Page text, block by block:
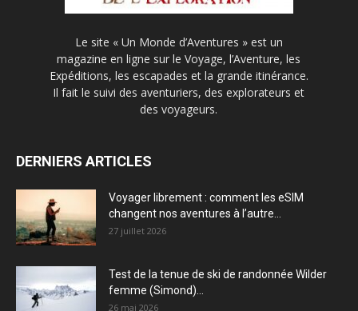
Le site « Un Monde d’Aventures » est un
magazine en ligne sur le Voyage, l’Aventure, les
Expéditions, les escapades et la grande itinérance.
Il fait le suivi des aventuriers, des explorateurs et
des voyageurs.
DERNIERS ARTICLES
Voyager librement : comment les eSIM
changent nos aventures à l’autre...
27 juillet 2026
Test de la tenue de ski de randonnée Wilder
femme (Simond)...
26 mai 2026